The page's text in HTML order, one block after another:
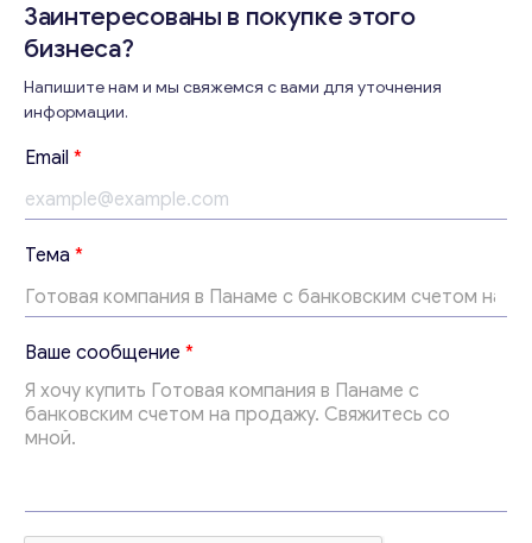
Заинтересованы в покупке этого
бизнеса?
Напишите нам и мы свяжемся с вами для уточнения
информации.
Email *
В
а
ш
е
*
В
а
ш
е
Тема *
Ваше сообщение *